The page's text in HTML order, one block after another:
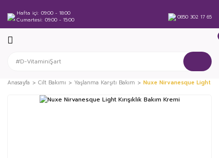
Hafta içi 09:00 - 18:00
Cumartesi 09:00 - 15:00 0850 302 17 65
Anasayfa Cilt Bakımı Yaşlanma Karşıtı Bakım Nuxe Nirvanesque Light